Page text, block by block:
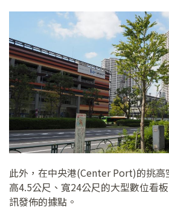
此外，在中央港(Center Port)的挑高
高4.5公尺、寬24公尺的大型數位看
訊發佈的據點。